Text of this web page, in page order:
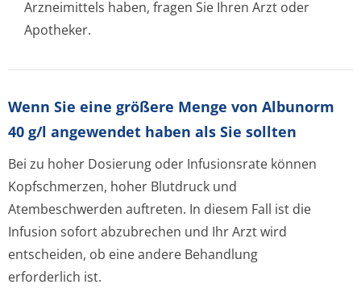
Arzneimittels haben, fragen Sie Ihren Arzt oder
Apotheker.
Wenn Sie eine größere Menge von Albunorm
40 g/l angewendet haben als Sie sollten
Bei zu hoher Dosierung oder Infusionsrate können
Kopfschmerzen, hoher Blutdruck und
Atembeschwerden auftreten. In diesem Fall ist die
Infusion sofort abzubrechen und Ihr Arzt wird
entscheiden, ob eine andere Behandlung
erforderlich ist.